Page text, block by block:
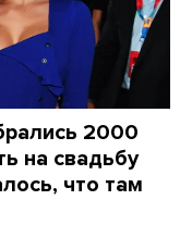
2000
на свадьбу
что там